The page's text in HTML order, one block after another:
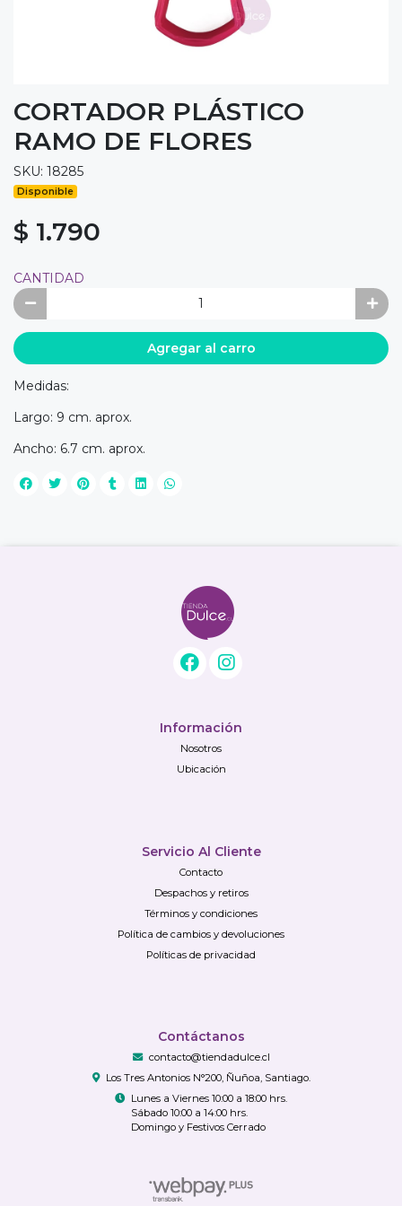
CORTADOR PLÁSTICO
RAMO DE FLORES
SKU: 18285
Disponible
$ 1.790
CANTIDAD
Agregar al carro
Medidas:
Largo: 9 cm. aprox.
Ancho: 6.7 cm. aprox.
Información
Nosotros
Ubicación
Servicio Al Cliente
Contacto
Despachos y retiros
Términos y condiciones
Política de cambios y devoluciones
Políticas de privacidad
Contáctanos
contacto@tiendadulce.cl
Los Tres Antonios N°200, Ñuñoa, Santiago.
Lunes a Viernes 10:00 a 18:00 hrs.
Sábado 10:00 a 14:00 hrs.
Domingo y Festivos Cerrado